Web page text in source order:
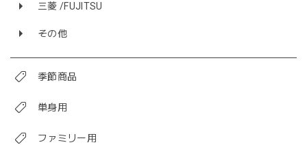
三菱 /FUJITSU
その他
季節商品
単身用
ファミリー用